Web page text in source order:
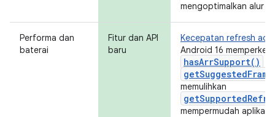
mengoptimalkan alur
Performa dan
baterai
Fitur dan API
baru
Kecepatan refresh
Android 16
hasArrSupport()
memulihkan
mempermudah